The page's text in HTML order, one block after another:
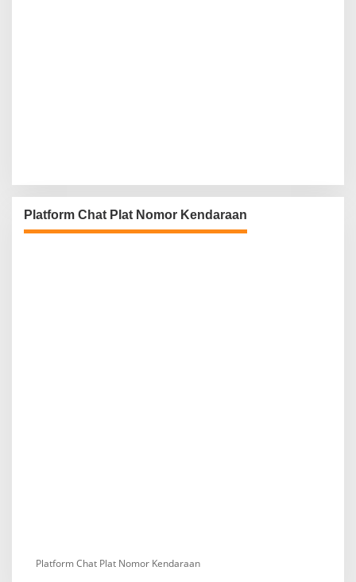
Platform Chat Plat Nomor Kendaraan
Platform Chat Plat Nomor Kendaraan